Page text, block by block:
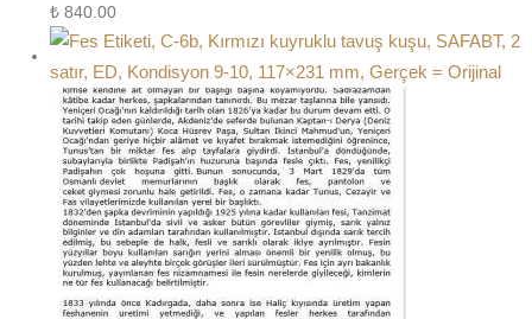
₺ 840.00